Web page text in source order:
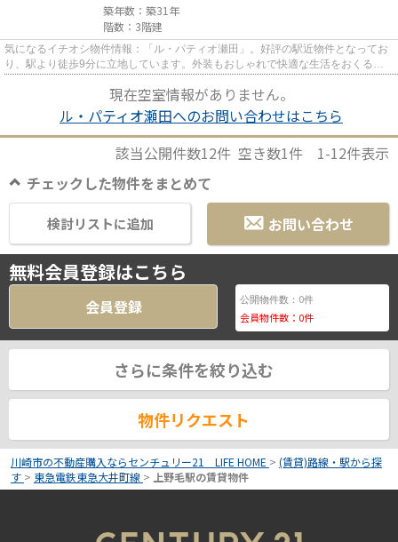
築年数：築31年
階数：3階建
気になるイチオシ物件情報：「ル・パティオ瀬田」。好評の駅近物件となってお
り、駅より徒歩9分に立地しています。外装もおしゃれで快適な生活をおくるこ
現在空室情報がありません。
ル・パティオ瀬田へのお問い合わせはこちら
該当公開件数12件 空き数1件 1-12件表示
チェックした物件をまとめて
お問い合わせ
検討リストに追加
無料会員登録はこちら
会員登録 公開物件数： 0件
会員物件数： 0件
さらに条件を絞り込む
物件リクエスト
川崎市の不動産購入ならセンチュリー21 LIFE HOME > (賃貸)路線・駅から探
す > 東急電鉄東急大井町線 > 上野毛駅の賃貸物件